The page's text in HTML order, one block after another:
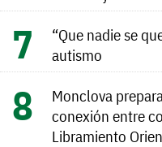
“Que nadie se
autismo
Monclova
conexión entre
Libramiento